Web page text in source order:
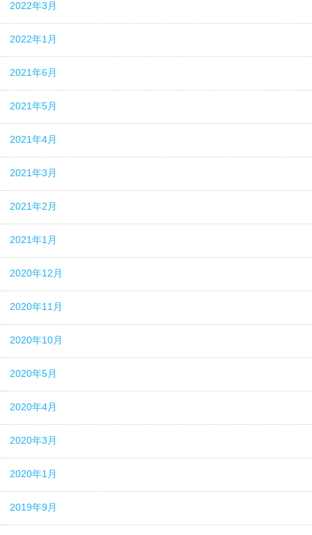
2022年3月
2022年1月
2021年6月
2021年5月
2021年4月
2021年3月
2021年2月
2021年1月
2020年12月
2020年11月
2020年10月
2020年5月
2020年4月
2020年3月
2020年1月
2019年9月